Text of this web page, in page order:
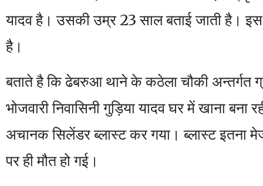
यादव है। उसकी उम्र 23 साल बताई जाती है।
है।
बताते है कि ढेबरुआ थाने के कठेला चौकी अन्तर्गत
भोजवारी निवासिनी गुड़िया यादव घर में खाना
अचानक सिलेंडर ब्लास्ट कर गया। ब्लास्ट इतना
पर ही मौत हो गई।